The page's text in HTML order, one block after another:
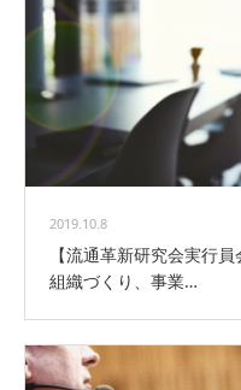
2019.10.8
【流通革新研究会実行
組織づくり、事業…